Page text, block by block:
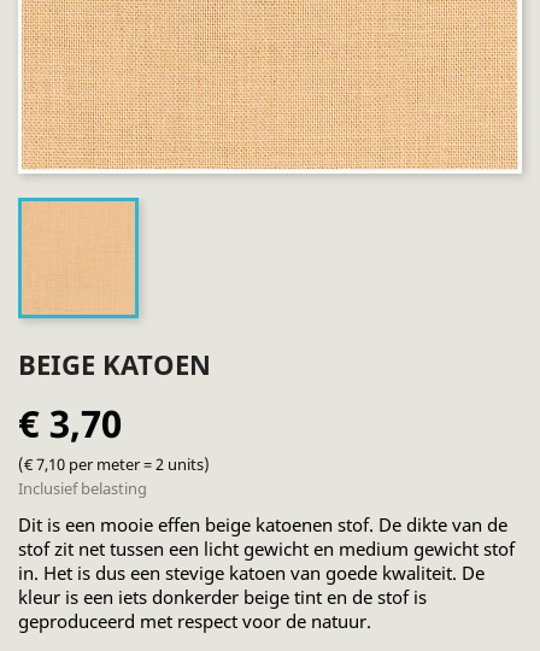
BEIGE KATOEN
€ 3,70
(€ 7,10 per meter = 2 units)
Inclusief belasting
Dit is een mooie effen beige katoenen stof. De dikte van de
stof zit net tussen een licht gewicht en medium gewicht stof
in. Het is dus een stevige katoen van goede kwaliteit. De
kleur is een iets donkerder beige tint en de stof is
geproduceerd met respect voor de natuur.